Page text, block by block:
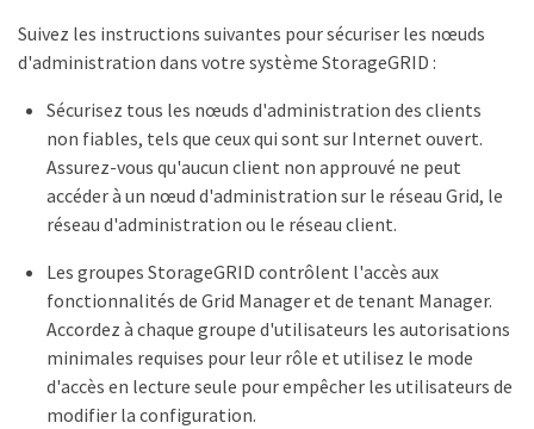
Suivez les instructions suivantes pour sécuriser les nœuds
d'administration dans votre système StorageGRID :
Sécurisez tous les nœuds d'administration des clients
non fiables, tels que ceux qui sont sur Internet ouvert.
Assurez-vous qu'aucun client non approuvé ne peut
accéder à un nœud d'administration sur le réseau Grid, le
réseau d'administration ou le réseau client.
Les groupes StorageGRID contrôlent l'accès aux
fonctionnalités de Grid Manager et de tenant Manager.
Accordez à chaque groupe d'utilisateurs les autorisations
minimales requises pour leur rôle et utilisez le mode
d'accès en lecture seule pour empêcher les utilisateurs de
modifier la configuration.